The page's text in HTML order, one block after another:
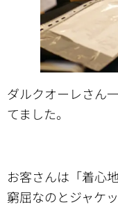
ダルクオーレさん
てました。
お客さんは「着心
窮屈なのとジャケ